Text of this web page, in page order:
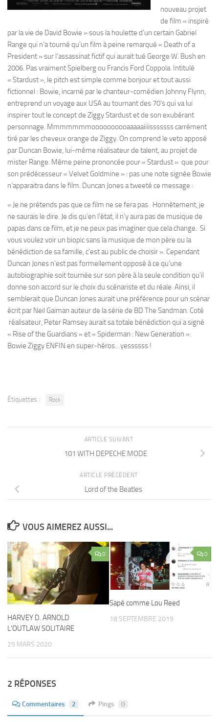
nouveau projet
de film « inspiré
par la vie de David Bowie » sous la houlette d’un certain Gabriel
Range qui n’a tourné qu’un film à peine remarqué « Death of a
President » sur l’assassinat fictif qui aurait tué George W. Bush en
2006. Pas vraiment Spielberg ou Francis Ford Coppola. Intitulé
« Stardust », le pitch est simple comme bonjour et tout aussi
fictionnel : Bowie, incarné par le chanteur-comédien Johnny Flynn,
entreprend un voyage aux USA au tournant des 70’s qui va lui
inspirer tout le concept de Ziggy Stardust et de son exubérant
personnage. Mmmmmmmoooooooooaaaaaiiiisssssss carrément
tiré par les cheveux orange de Ziggy. On comprend le veto apposé
par Duncan Bowie, lui-même réalisateur de talent, au projet de
mister Range. Même peine prononcée pour « Stardust » que pour
son prédécesseur « Velvet Goldmine » : pas une note signée Bowie
n’apparaitra dans le film. Duncan Jones a tweeté ce message :
« Je ne prétends pas que ce film ne se fera pas. Honnêtement, je
ne saurais le dire. Je dis qu’en l’état, il n’y aura pas de musique de
papas dans ce film, et je ne peux pas imaginer que cela change. Si
vous voulez voir un biopic sans la musique de mon père ou la
bénédiction de sa famille, c’est au public de choisir ». Cependant
Duncan Jones n’est pas formellement opposé à ce qu’une
autobiographie soit tournée sur son père à la seule condition qu’il
donne son accord sur le choix du scénariste et du réale. Ainsi, il
semblerait que Duncan Jones aurait une préférence pour un scénar
écrit par Neil Gaiman auteur de la série de BD The Sandman. Coté
réalisateur, Peter Ramsey aurait sa totale bénédiction qui a signé
« Rise of the Guardians » et « Spiderman : New Generation ».
Bowie Ziggy ENFIN en super-héros…yessssss !
Étiquettes : Rock
ARTICLE SUIVANT
101 WITH DEPECHE MODE
ARTICLE PRÉCÉDENT
Lord of the Beatles
VOUS AIMEREZ AUSSI...
0
HARVEY D. ARNOLD
L’OUTLAW SOLITAIRE
25 MARS 2020
0
Sapé comme Lou Reed
18 SEPTEMBRE 2019
2 RÉPONSES
Commentaires 2 Pings 0